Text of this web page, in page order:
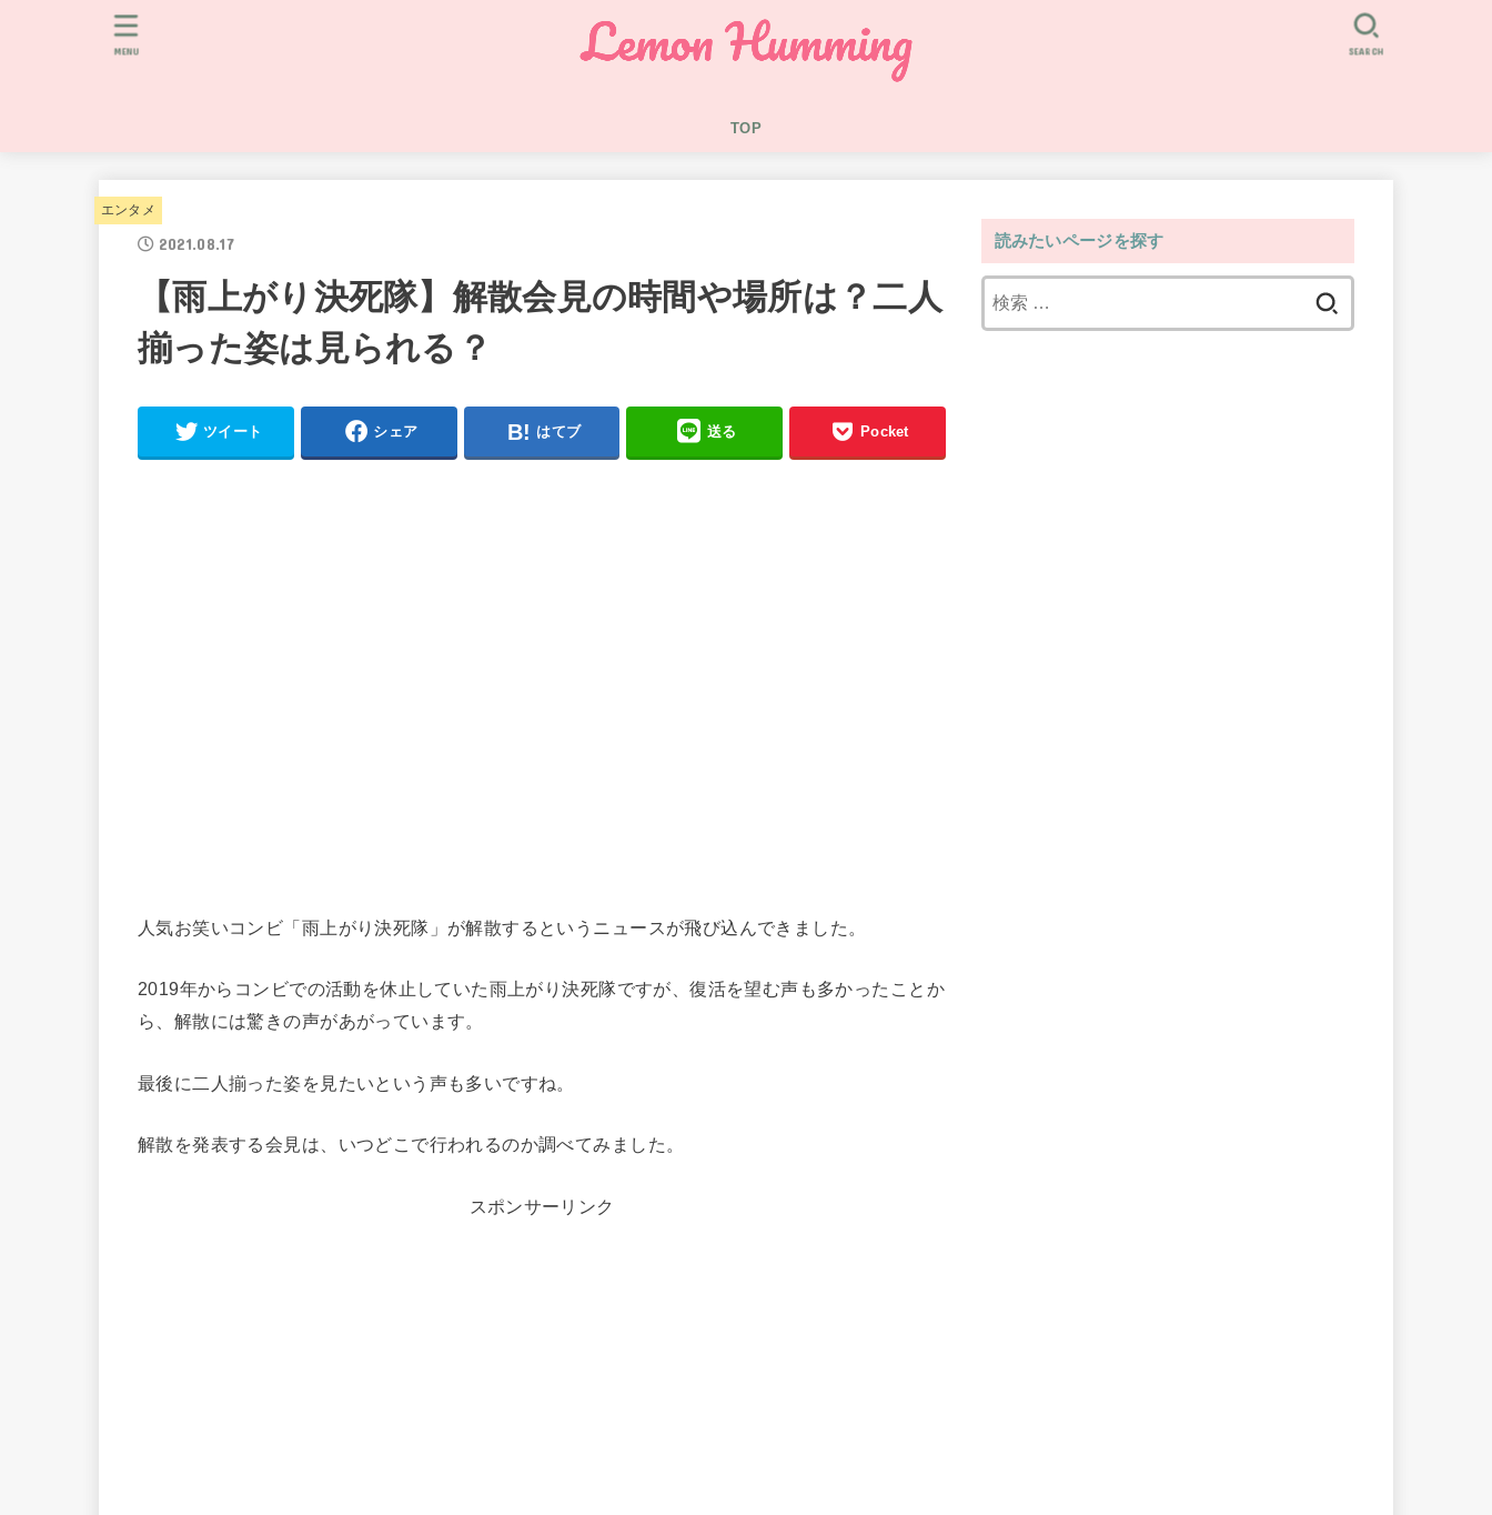
TOP
SEARCH
MENU
エンタメ
2021.08.17
【雨上がり決死隊】解散会見の時間や場所は？二人
揃った姿は見られる？
ツイート シェア はてブ 送る Pocket
人気お笑いコンビ「雨上がり決死隊」が解散するというニュースが飛び込んできました。
2019年からコンビでの活動を休止していた雨上がり決死隊ですが、復活を望む声も多かったことか
ら、解散には驚きの声があがっています。
最後に二人揃った姿を見たいという声も多いですね。
解散を発表する会見は、いつどこで行われるのか調べてみました。
スポンサーリンク
読みたいページを探す